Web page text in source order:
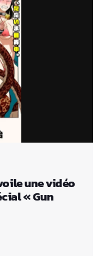
une vidéo
« Gun